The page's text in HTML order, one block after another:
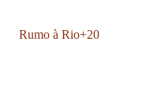
Rumo à Rio+20